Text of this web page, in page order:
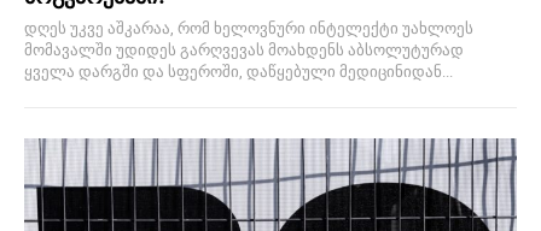
დღეს უკვე აშკარაა, რომ ხელოვნური ინტელექტი უახლოეს
მომავალში უდიდეს გარღვევას მოახდენს აბსოლუტურად
ყველა დარგში და სფეროში, დაწყებული მედიცინიდან...